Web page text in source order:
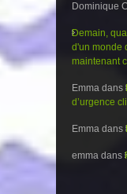
Dominique
Demain,
d'un monde
maintenant
Emma dans
d’urgence
Emma dans
emma dans